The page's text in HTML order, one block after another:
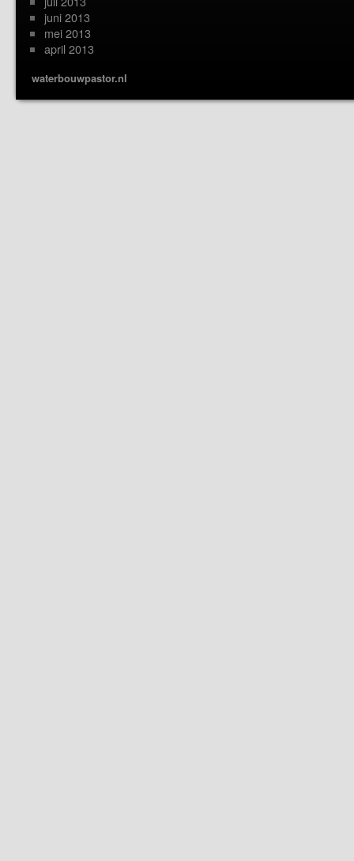
juni 2013
mei 2013
april 2013
waterbouwpastor.nl